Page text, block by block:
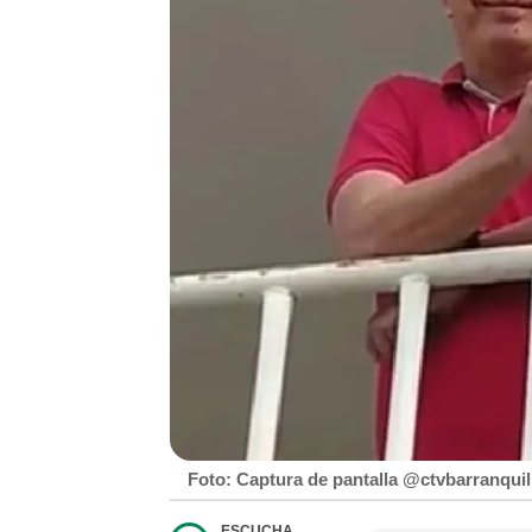
Foto: Captura de pantalla